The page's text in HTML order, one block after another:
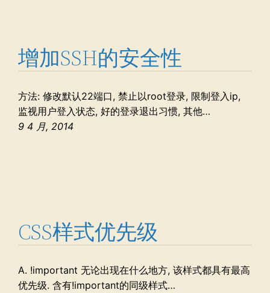
增加SSH的安全性
方法: 修改默认22端口, 禁止以root登录, 限制登入ip,
监视用户登入状态, 好的登录退出习惯, 其他…
9 4 月, 2014
CSS样式优先级
A. !important 无论出现在什么地方, 该样式都具有最高
优先级. 含有!important的同级样式…